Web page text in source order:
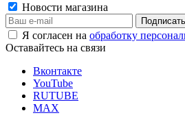
Новости магазина
Я согласен на обработку
Оставайтесь на связи
Вконтакте
YouTube
RUTUBE
MAX